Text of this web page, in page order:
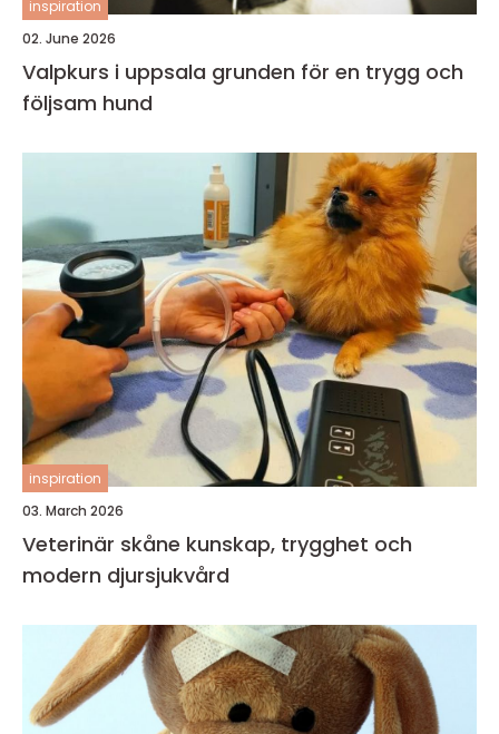
inspiration
02. June 2026
Valpkurs i uppsala grunden för en trygg och
följsam hund
inspiration
03. March 2026
Veterinär skåne kunskap, trygghet och
modern djursjukvård